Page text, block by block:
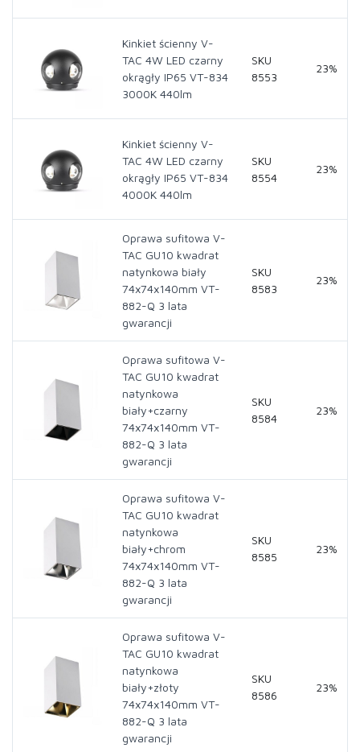
Kinkiet ścienny V-
TAC 4W LED czarny
okrągły IP65 VT-834
3000K 440lm
SKU
8553
23%
Kinkiet ścienny V-
TAC 4W LED czarny
okrągły IP65 VT-834
4000K 440lm
SKU
8554
23%
Oprawa sufitowa V-
TAC GU10 kwadrat
natynkowa biały
74x74x140mm VT-
882-Q 3 lata
gwarancji
SKU
8583
23%
Oprawa sufitowa V-
TAC GU10 kwadrat
natynkowa
biały+czarny
74x74x140mm VT-
882-Q 3 lata
gwarancji
SKU
8584
23%
Oprawa sufitowa V-
TAC GU10 kwadrat
natynkowa
biały+chrom
74x74x140mm VT-
882-Q 3 lata
gwarancji
SKU
8585
23%
Oprawa sufitowa V-
TAC GU10 kwadrat
natynkowa
biały+złoty
74x74x140mm VT-
882-Q 3 lata
gwarancji
SKU
8586
23%